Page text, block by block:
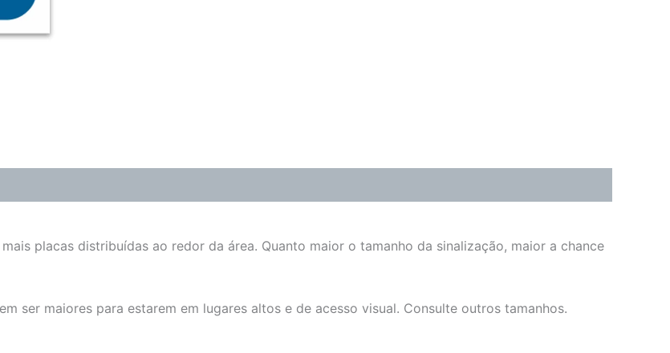
placas distribuídas ao redor da área. Quanto maior o tamanho da sinalização, maior a chance
ser maiores para estarem em lugares altos e de acesso visual. Consulte outros tamanhos.